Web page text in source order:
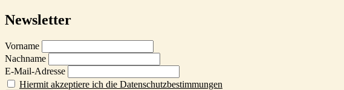
Newsletter
Vorname
Nachname
E-Mail-Adresse
Hiermit akzeptiere ich die Datenschutzbestimmungen